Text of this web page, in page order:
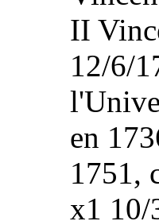
II
12/6/
en
1751,
x1 10/